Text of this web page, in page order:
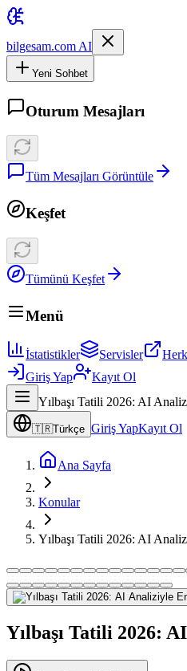
bilgesam.com AI
Yeni Sohbet
Oturum Mesajları
Tüm Mesajları Görüntüle
Keşfet
Tümünü Keşfet
Menü
İstatistikler Servisler
Giriş Yap
Kayıt Ol
Yılbaşı Tatili 2026: AI
🇹🇷Türkçe Giriş YapKayıt Ol
Ana Sayfa
Konular
Yılbaşı Tatili 2026: AI
Yılbaşı Tatili 2026: